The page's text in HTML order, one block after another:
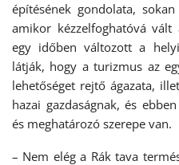
építésének gondolata,
amikor kézzelfoghatóvá vált
egy időben változott a
látják, hogy a turizmus az
lehetőséget rejtő ágazata,
hazai gazdaságnak, és
és meghatározó szerepe van.
– Nem elég a Rák tava